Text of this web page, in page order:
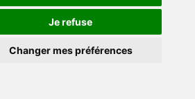
Je refuse
Changer mes préférences